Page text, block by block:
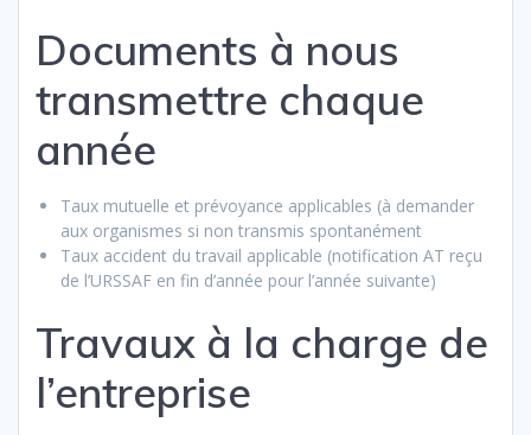
Documents à nous
transmettre chaque
année
Taux mutuelle et prévoyance applicables (à demander
aux organismes si non transmis spontanément
Taux accident du travail applicable (notification AT reçu
de l’URSSAF en fin d’année pour l’année suivante)
Travaux à la charge de
l’entreprise